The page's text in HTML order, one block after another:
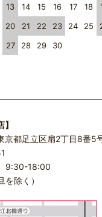
13
14 15 16 17 18
20
21 22 23 24 25
27
28 29 30
京都足立区扇2丁目8番5
9:30-18:00
除く）